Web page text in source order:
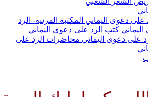
المكتبة المرئية- الرد
على دعوى اليماني
محاضرات الرد على